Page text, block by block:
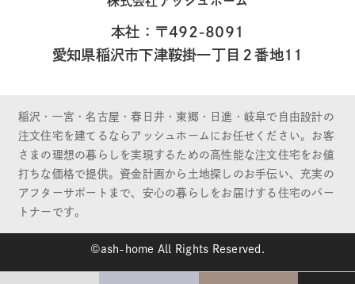
本社：〒492-8091
愛知県稲沢市下津鞍掛一丁目２番地11
稲沢・一宮・名古屋・春日井・東郷・日進・岐阜で自由設計の
注文住宅を建てるならアッシュホームにお任せください。お客
さまの理想の暮らしを実現するための高性能な注文住宅をお値
打ちな価格で提供。資金計画から土地探しのお手伝い、充実の
アフターサポートまで、安心の暮らしをお届けする住宅のパー
トナーです。
©ash-home All Rights Reserved.